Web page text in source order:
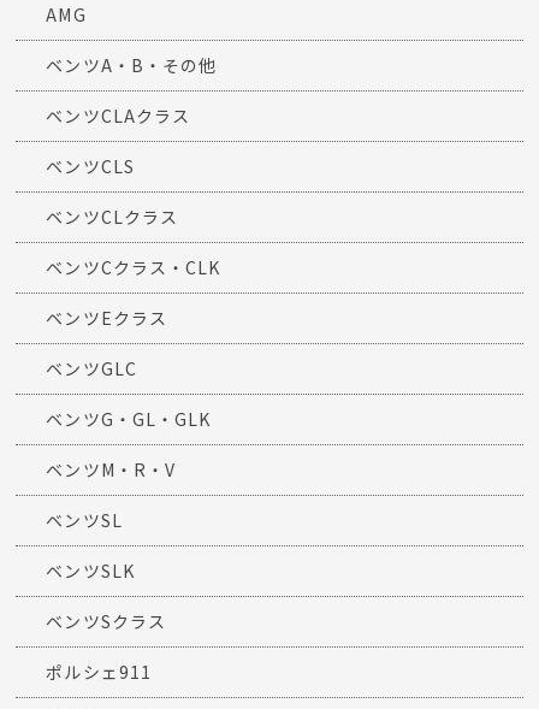
AMG
ベンツA・B・その他
ベンツCLAクラス
ベンツCLS
ベンツCLクラス
ベンツCクラス・CLK
ベンツEクラス
ベンツGLC
ベンツG・GL・GLK
ベンツM・R・V
ベンツSL
ベンツSLK
ベンツSクラス
ポルシェ911